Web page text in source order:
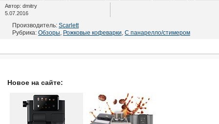
Автор: dmitry
5.07.2016
Производитель: Scarlett
Рубрика: Обзоры Рожковые кофеварки С панарелло/стимером
Новое на сайте: